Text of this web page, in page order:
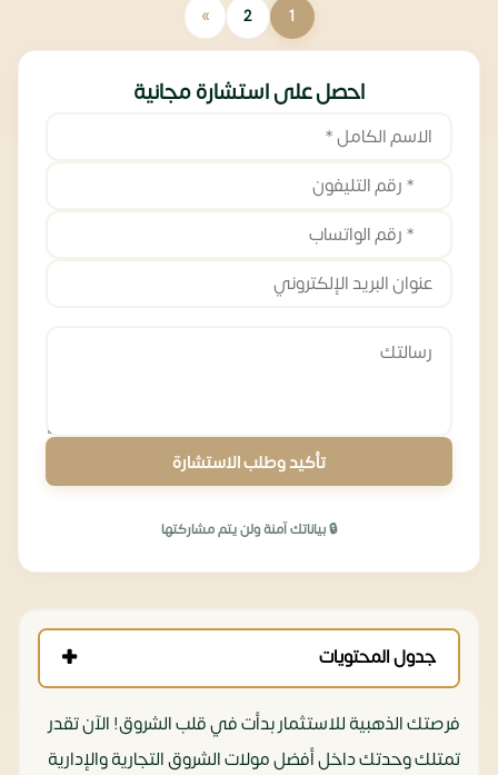
1
2
»
احصل على استشارة مجانية
تأكيد وطلب الاستشارة
🔒 بياناتك آمنة ولن يتم مشاركتها
جدول المحتويات
فرصتك الذهبية للاستثمار بدأت في قلب الشروق! الآن تقدر
تمتلك وحدتك داخل أفضل مولات الشروق التجارية والإدارية